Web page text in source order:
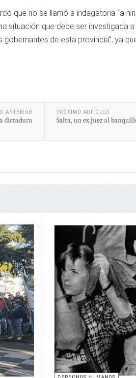
que no se llamó a indagatoria “a
situación que debe ser investigada
de esta provincia”, ya
ANTERIOR
dictadura
PRÓXIMO ARTÍCULO
Salta, un ex juez al